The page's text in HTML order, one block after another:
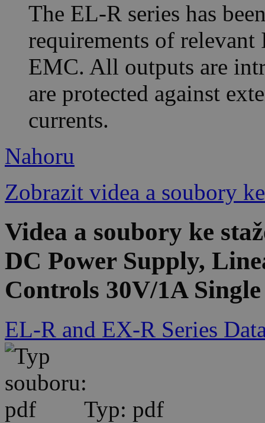
The EL-R series has
requirements of relevant
EMC. All outputs are
are protected against
currents.
Nahoru
Zobrazit videa a soubory
Videa a soubory ke
DC Power Supply,
Controls 30V/1A Single
EL-R and EX-R Series
Typ: pdf